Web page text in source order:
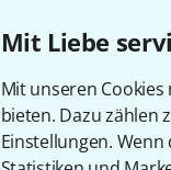
Mit Liebe
Mit unseren
bieten. Dazu zählen
Einstellungen.